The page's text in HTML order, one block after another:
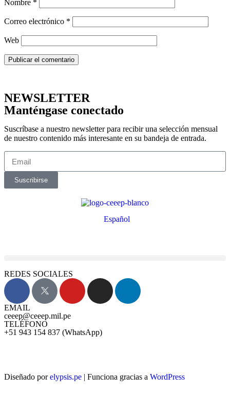
Nombre *
Correo electrónico *
Web
NEWSLETTER
Manténgase conectado
Suscríbase a nuestro newsletter para recibir una selección mensual
de nuestro contenido más interesante en su bandeja de entrada.
Suscribirse
Español
REDES SOCIALES
EMAIL
ceeep@ceeep.mil.pe
TELÉFONO
+51 943 154 837 (WhatsApp)
Diseñado porelypsis.pe | Funciona gracias a WordPress